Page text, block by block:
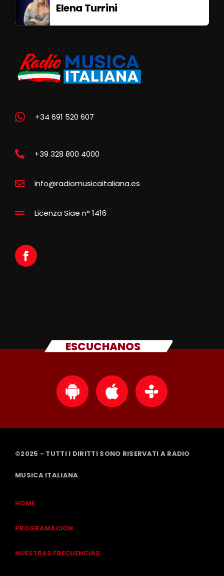
Elena Turrini
+34 691 520 607
+39 328 800 4000
info@radiomusicaitaliana.es
Licenza Siae n° 1416
ESCUCHANOS
©2025 - TUTTI I DIRITTI SONO RISERVATI A RADIO
MUSICA ITALIANA
HOME
PROGRAMACION
NUESTRAS FRECUENCIAS